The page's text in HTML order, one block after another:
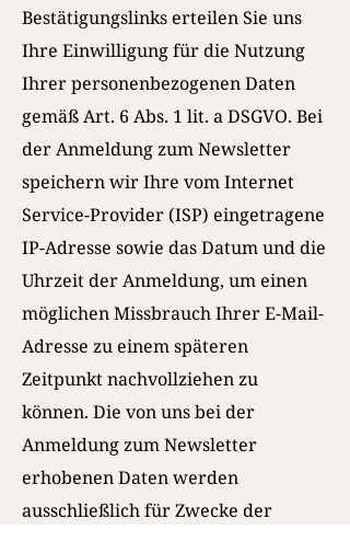
Bestätigungslinks erteilen Sie uns
Ihre Einwilligung für die Nutzung
Ihrer personenbezogenen Daten
gemäß Art. 6 Abs. 1 lit. a DSGVO. Bei
der Anmeldung zum Newsletter
speichern wir Ihre vom Internet
Service-Provider (ISP) eingetragene
IP-Adresse sowie das Datum und die
Uhrzeit der Anmeldung, um einen
möglichen Missbrauch Ihrer E-Mail-
Adresse zu einem späteren
Zeitpunkt nachvollziehen zu
können. Die von uns bei der
Anmeldung zum Newsletter
erhobenen Daten werden
ausschließlich für Zwecke der